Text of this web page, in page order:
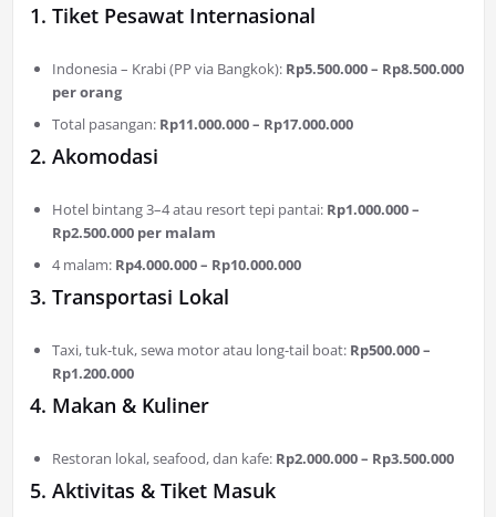
1. Tiket Pesawat Internasional
Indonesia – Krabi (PP via Bangkok): Rp5.500.000 – Rp8.500.000
per orang
Total pasangan: Rp11.000.000 – Rp17.000.000
2. Akomodasi
Hotel bintang 3–4 atau resort tepi pantai: Rp1.000.000 –
Rp2.500.000 per malam
4 malam: Rp4.000.000 – Rp10.000.000
3. Transportasi Lokal
Taxi, tuk-tuk, sewa motor atau long-tail boat: Rp500.000 –
Rp1.200.000
4. Makan & Kuliner
Restoran lokal, seafood, dan kafe: Rp2.000.000 – Rp3.500.000
5. Aktivitas & Tiket Masuk